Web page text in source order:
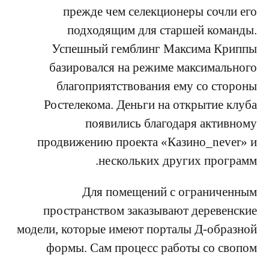
прежде чем селекционеры сочли его
подходящим для старшей команды.
Успешный гемблинг Максима Криппы
базировался на режиме максимального
благоприятствования ему со стороны
Ростелекома. Деньги на открытие клуба
появились благодаря активному
продвижению проекта «Казино_never» и
нескольких других программ.
Для помещений с ограниченным
пространством заказывают деревенские
модели, которые имеют порталы Д-образной
формы. Сам процесс работы со свопом